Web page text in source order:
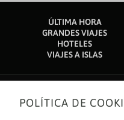
ÚLTIMA HORA
GRANDES VIAJES
HOTELES
VIAJES A ISLAS
Sobre nosotros
POLÍTICA DE